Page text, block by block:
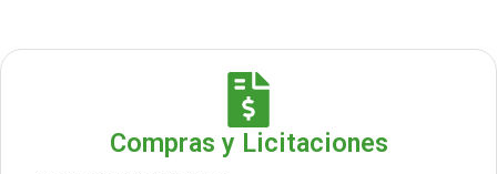
Compras y Licitaciones